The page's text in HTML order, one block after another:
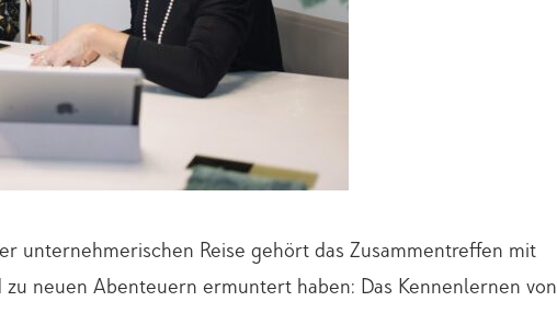
unternehmerischen Reise gehört das Zusammentreffen mit
neuen Abenteuern ermuntert haben: Das Kennenlernen von